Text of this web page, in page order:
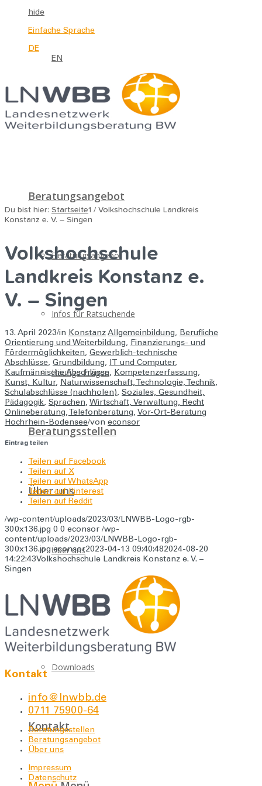
hide
Einfache Sprache
DE
EN
Beratungsangebot
Beratungsangebot
Infos für Ratsuchende
Häufige Fragen
Beratungsstellen
Über uns
Über uns
Für Bildungseinrichtungen
Downloads
Kontakt
Du bist hier: Startseite1 / Volkshochschule Landkreis
Konstanz e. V. – Singen
Volkshochschule
Landkreis Konstanz e.
V. – Singen
13. April 2023/in Konstanz Allgemeinbildung, Berufliche
Orientierung und Weiterbildung, Finanzierungs- und
Fördermöglichkeiten, Gewerblich-technische
Abschlüsse, Grundbildung, IT und Computer,
Kaufmännische Abschlüsse, Kompetenzerfassung,
Kunst, Kultur, Naturwissenschaft, Technologie, Technik,
Schulabschlüsse (nachholen), Soziales, Gesundheit,
Pädagogik, Sprachen, Wirtschaft, Verwaltung, Recht
Onlineberatung, Telefonberatung, Vor-Ort-Beratung
Hochrhein-Bodensee/von econsor
Eintrag teilen
Teilen auf Facebook
Teilen auf X
Teilen auf WhatsApp
Teilen auf Pinterest
Teilen auf Reddit
/wp-content/uploads/2023/03/LNWBB-Logo-rgb-
300x136.jpg 0 0 econsor /wp-
content/uploads/2023/03/LNWBB-Logo-rgb-
300x136.jpg econsor2023-04-13 09:40:482024-08-20
14:22:43Volkshochschule Landkreis Konstanz e. V. –
Singen
Kontakt
info@lnwbb.de
0711 75900-64
Beratungsstellen
Beratungsangebot
Über uns
Impressum
Datenschutz